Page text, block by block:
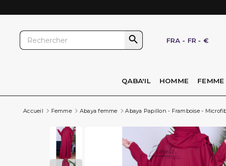
 FRA - FR - €
QABA'IL HOMME FEMME
Accueil Femme Abaya femme Abaya Papillon - Framboise -